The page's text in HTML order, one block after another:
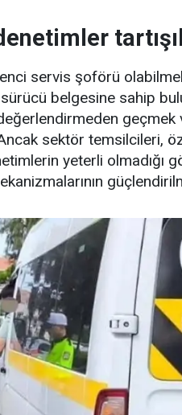
servis şoförü
sürücü belgesine sahip
geçmek
sektör temsilcileri,
yeterli olmadığı